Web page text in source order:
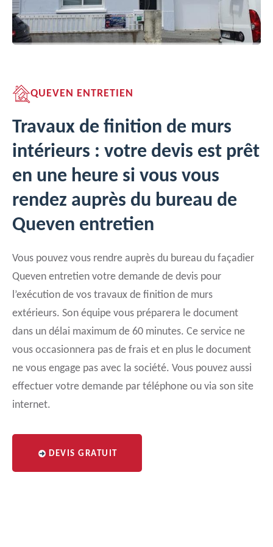
QUEVEN ENTRETIEN
Travaux de finition de murs
intérieurs : votre devis est prêt
en une heure si vous vous
rendez auprès du bureau de
Queven entretien
Vous pouvez vous rendre auprès du bureau du façadier
Queven entretien votre demande de devis pour
l’exécution de vos travaux de finition de murs
extérieurs. Son équipe vous préparera le document
dans un délai maximum de 60 minutes. Ce service ne
vous occasionnera pas de frais et en plus le document
ne vous engage pas avec la société. Vous pouvez aussi
effectuer votre demande par téléphone ou via son site
internet.
DEVIS GRATUIT